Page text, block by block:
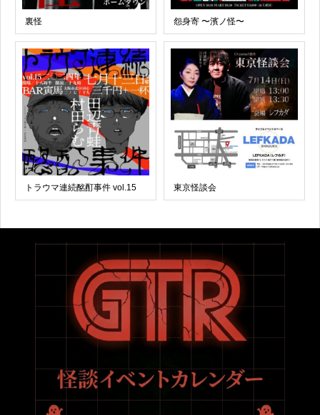
裏怪 怨身寄 〜濱ノ怪〜
トラウマ連続酩酊事件 vol.15 東京怪談会